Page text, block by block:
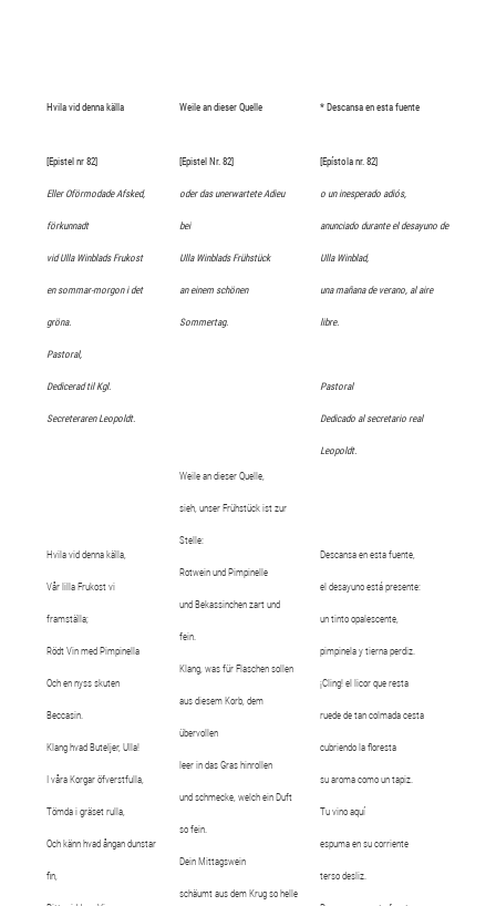
Hvila vid denna källa
[Epistel nr 82]
Eller Oförmodade Afsked,
förkunnadt
vid Ulla Winblads Frukost
en sommar-morgon i det
gröna.
Pastoral,
Dedicerad til Kgl.
Secreteraren Leopoldt.
Hvila vid denna källa,
Vår lilla Frukost vi
framställa;
Rödt Vin med Pimpinella
Och en nyss skuten
Beccasin.
Klang hvad Buteljer, Ulla!
I våra Korgar öfverstfulla,
Tömda i gräset rulla,
Och känn hvad ångan dunstar
fin,
Weile an dieser Quelle
[Epistel Nr. 82]
oder das unerwartete Adieu
bei
Ulla Winblads Frühstück
an einem schönen
Sommertag.
Weile an dieser Quelle,
sieh, unser Frühstück ist zur
Stelle:
Rotwein und Pimpinelle
und Bekassinchen zart und
fein.
Klang, was für Flaschen sollen
aus diesem Korb, dem
übervollen
leer in das Gras hinrollen
und schmecke, welch ein Duft
so fein.
Dein Mittagswein
schäumt aus dem Krug so helle
* Descansa en esta fuente
[Epístola nr. 82]
o un inesperado adiós,
anunciado durante el desayuno de
Ulla Winblad,
una mañana de verano, al aire
libre.
Pastoral
Dedicado al secretario real
Leopoldt.
Descansa en esta fuente,
el desayuno está presente:
un tinto opalescente,
pimpinela y tierna perdiz.
¡Cling! el licor que resta
ruede de tan colmada cesta
cubriendo la floresta
su aroma como un tapiz.
Tu vino aquí
espuma en su corriente
terso desliz.